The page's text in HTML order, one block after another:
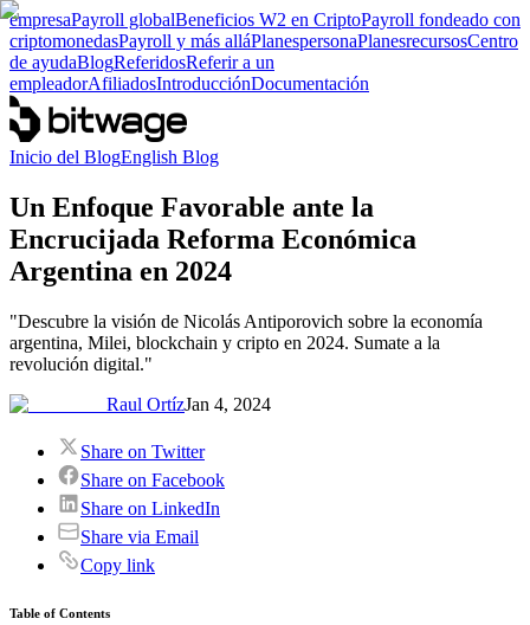
empresaPayroll globalBeneficios W2 en CriptoPayroll fondeado con
criptomonedasPayroll y más alláPlanespersonaPlanesrecursosCentro
de ayudaBlogReferidosReferir a un
empleadorAfiliadosIntroducciónDocumentación
Inicio del BlogEnglish Blog
Un Enfoque Favorable ante la
Encrucijada Reforma Económica
Argentina en 2024
"Descubre la visión de Nicolás Antiporovich sobre la economía
argentina, Milei, blockchain y cripto en 2024. Sumate a la
revolución digital."
Raul OrtízJan 4, 2024
Share on Twitter
Share on Facebook
Share on LinkedIn
Share via Email
Copy link
Table of Contents